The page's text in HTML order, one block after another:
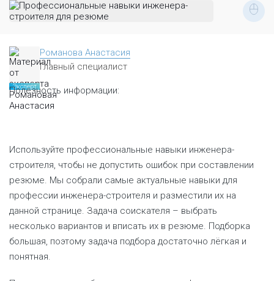
Эксперт
Романова Анастасия
Главный специалист
Полезность информации:
Используйте профессиональные навыки инженера-
строителя, чтобы не допустить ошибок при составлении
резюме. Мы собрали самые актуальные навыки для
профессии инженера-строителя и разместили их на
данной странице. Задача соискателя – выбрать
несколько вариантов и вписать их в резюме. Подборка
большая, поэтому задача подбора достаточно лёгкая и
понятная.